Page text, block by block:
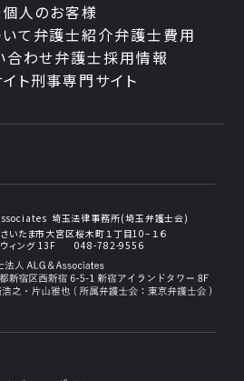
個人のお客様
て 弁護士紹介弁護士費用
合わせ弁護士採用情報
ト刑事専門サイト
埼玉法律事務所(埼玉弁護士会)
いたま市大宮区桜木町１丁目10−１６
ィング 13F
048-782-9556